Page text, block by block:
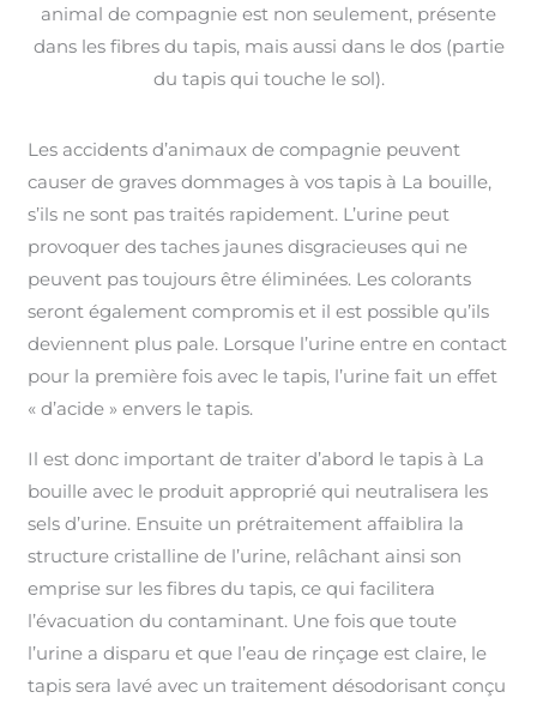
animal de compagnie est non seulement, présente
dans les fibres du tapis, mais aussi dans le dos (partie
du tapis qui touche le sol).
Les accidents d’animaux de compagnie peuvent
causer de graves dommages à vos tapis à La bouille,
s’ils ne sont pas traités rapidement. L’urine peut
provoquer des taches jaunes disgracieuses qui ne
peuvent pas toujours être éliminées. Les colorants
seront également compromis et il est possible qu’ils
deviennent plus pale. Lorsque l’urine entre en contact
pour la première fois avec le tapis, l’urine fait un effet
« d’acide » envers le tapis.
Il est donc important de traiter d’abord le tapis à La
bouille avec le produit approprié qui neutralisera les
sels d’urine. Ensuite un prétraitement affaiblira la
structure cristalline de l’urine, relâchant ainsi son
emprise sur les fibres du tapis, ce qui facilitera
l’évacuation du contaminant. Une fois que toute
l’urine a disparu et que l’eau de rinçage est claire, le
tapis sera lavé avec un traitement désodorisant conçu